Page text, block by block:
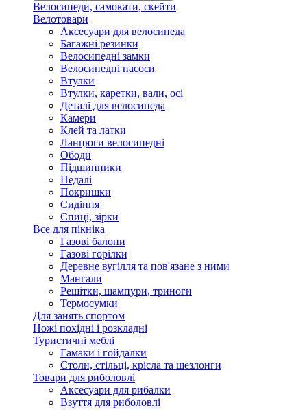
Велосипеди, самокати, скейти
Велотовари
Аксесуари для велосипеда
Багажні резинки
Велосипедні замки
Велосипедні насоси
Втулки
Втулки, каретки, вали, осі
Деталі для велосипеда
Камери
Клей та латки
Ланцюги велосипедні
Ободи
Підшипники
Педалі
Покришки
Сидіння
Спиці, зірки
Все для пікніка
Газові балони
Газові горілки
Деревне вугілля та пов'язане з ними
Мангали
Решітки, шампури, триноги
Термосумки
Для занять спортом
Ножі похідні і розкладні
Туристичні меблі
Гамаки і гойдалки
Столи, стільці, крісла та шезлонги
Товари для риболовлі
Аксесуари для рибалки
Взуття для риболовлі